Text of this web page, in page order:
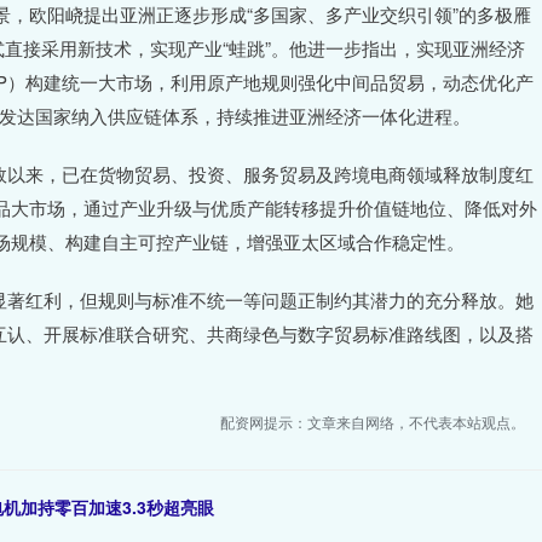
欧阳峣提出亚洲正逐步形成“多国家、多产业交织引领”的多极雁
接采用新技术，实现产业“蛙跳”。他进一步指出，实现亚洲经济
构建统一大市场，利用原产地规则强化中间品贸易，动态优化产
达国家纳入供应链体系，持续推进亚洲经济一体化进程。
，已在货物贸易、投资、服务贸易及跨境电商领域释放制度红
市场，通过产业升级与优质产能转移提升价值链地位、降低对外
模、构建自主可控产业链，增强亚太区域合作稳定性。
利，但规则与标准不统一等问题正制约其潜力的充分释放。她
、开展标准联合研究、共商绿色与数字贸易标准路线图，以及搭
配资网提示：文章来自网络，不代表本站观点。
加持零百加速3.3秒超亮眼